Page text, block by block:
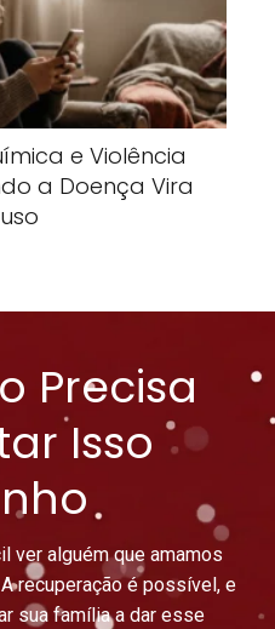
e Violência
a Doença Vira
Precisa
Isso
ver alguém que amamos
recuperação é possível, e
sua família a dar esse